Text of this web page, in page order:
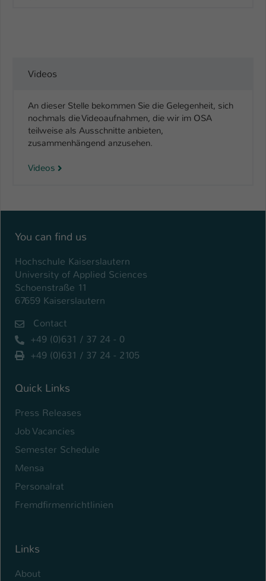
Videos
An dieser Stelle bekommen Sie die Gelegenheit, sich
nochmals die Videoaufnahmen, die wir im OSA
teilweise als Ausschnitte anbieten,
zusammenhängend anzusehen.
Videos
You can find us
Hochschule Kaiserslautern
University of Applied Sciences
Schoenstraße 11
67659 Kaiserslautern
Contact
+49 (0)631 / 37 24 - 0
+49 (0)631 / 37 24 - 2105
Quick Links
Press Releases
Job Vacancies
Semester Schedule
Mensa
Personalrat
Fremdfirmenrichtlinien
Links
About